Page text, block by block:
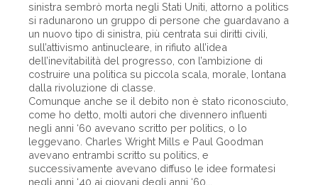
sinistra sembrò morta negli Stati Uniti, attorno a politics
si radunarono un gruppo di persone che guardavano a
un nuovo tipo di sinistra, più centrata sui diritti civili,
sull’attivismo antinucleare, in rifiuto all’idea
dell’inevitabilità del progresso, con l’ambizione di
costruire una politica su piccola scala, morale, lontana
dalla rivoluzione di classe.
Comunque anche se il debito non è stato riconosciuto,
come ho detto, molti autori che divennero influenti
negli anni ‘60 avevano scritto per politics, o lo
leggevano. Charles Wright Mills e Paul Goodman
avevano entrambi scritto su politics, e
successivamente avevano diffuso le idee formatesi
negli anni ‘40 ai giovani degli anni ‘60...